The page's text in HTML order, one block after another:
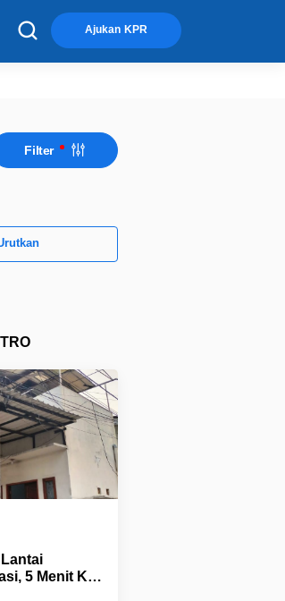
Ajukan KPR
Filter
5 Menit Ke